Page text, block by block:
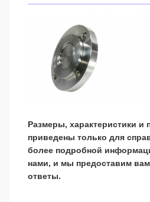
Размеры, характеристики и
приведены только для
более подробной
нами, и мы предоставим
ответы.